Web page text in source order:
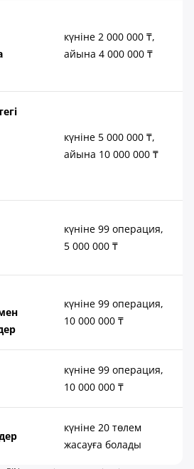
күніне 2 000 000 ₸,
айына 4 000 000 ₸
күніне 5 000 000 ₸,
айына 10 000 000 ₸
күніне 99 операция,
5 000 000 ₸
күніне 99 операция,
10 000 000 ₸
күніне 99 операция,
10 000 000 ₸
күніне 20 төлем
жасауға болады